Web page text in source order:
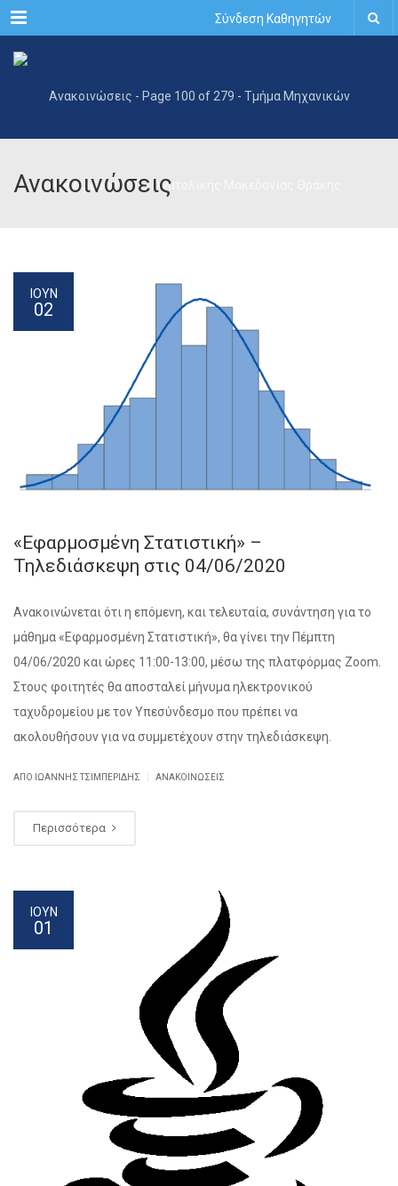
Menu Σύνδεση Καθηγητών
Ανακοινώσεις
ΙΟΥΝ
02
«Εφαρμοσμένη Στατιστική» –
Τηλεδιάσκεψη στις 04/06/2020
Ανακοινώνεται ότι η επόμενη, και τελευταία, συνάντηση για το
μάθημα «Εφαρμοσμένη Στατιστική», θα γίνει την Πέμπτη
04/06/2020 και ώρες 11:00-13:00, μέσω της πλατφόρμας Zoom.
Στους φοιτητές θα αποσταλεί μήνυμα ηλεκτρονικού
ταχυδρομείου με τον Υπεσύνδεσμο που πρέπει να
ακολουθήσουν για να συμμετέχουν στην τηλεδιάσκεψη.
ΑΠΌ ΙΩΑΝΝΗΣ ΤΣΙΜΠΕΡΙΔΗΣ ΑΝΑΚΟΙΝΏΣΕΙΣ
Περισσότερα
ΙΟΥΝ
01